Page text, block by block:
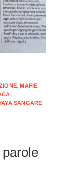
,MAFIE,
,
SANGARE
parole